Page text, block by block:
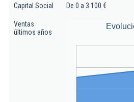
Capital Social De 0 a 3.100 €
Ventas
últimos años